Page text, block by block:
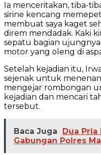
Ia menceritakan, tiba-
sirine kencang
membuat saya kaget
direm mendadak. Kaki
sepatu bagian
motor yang oleng di
Setelah kejadian itu,
sejenak untuk
mengejar rombongan
kejadian dan mencari
tersebut.
Baca Juga
Dua
Gabungan Polres